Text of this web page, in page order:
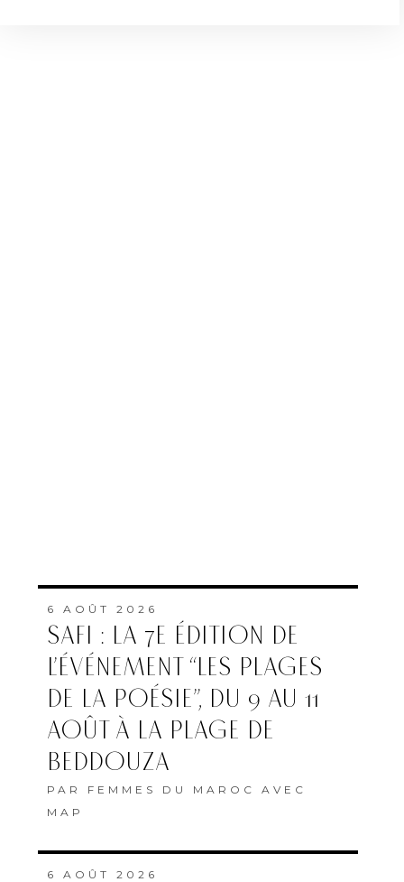
6 AOÛT 2026
SAFI : LA 7E ÉDITION DE
L’ÉVÉNEMENT “LES PLAGES
DE LA POÉSIE”, DU 9 AU 11
AOÛT À LA PLAGE DE
BEDDOUZA
PAR FEMMES DU MAROC AVEC
MAP
6 AOÛT 2026